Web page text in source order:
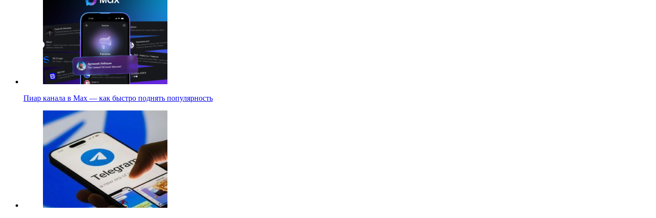
Пиар канала в Max — как быстро поднять популярность